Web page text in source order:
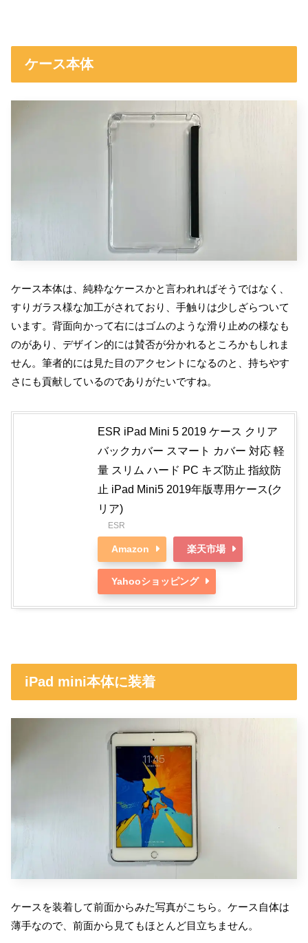
ケース本体
ケース本体は、純粋なケースかと言われればそうではなく、
すりガラス様な加工がされており、手触りは少しざらついて
います。背面向かって右にはゴムのような滑り止めの様なも
のがあり、デザイン的には賛否が分かれるところかもしれま
せん。筆者的には見た目のアクセントになるのと、持ちやす
さにも貢献しているのでありがたいですね。
ESR iPad Mini 5 2019 ケース クリア
バックカバー スマート カバー 対応 軽
量 スリム ハード PC キズ防止 指紋防
止 iPad Mini5 2019年版専用ケース(ク
リア)
ESR
Amazon 楽天市場
Yahooショッピング
iPad mini本体に装着
ケースを装着して前面からみた写真がこちら。ケース自体は
薄手なので、前面から見てもほとんど目立ちません。